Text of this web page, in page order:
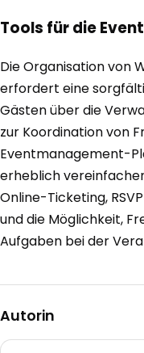
Tools für die
Die Organisation von
erfordert eine
Gästen über die
zur Koordination von
Eventmanagement-
erheblich
Online-Ticketing,
und die Möglichkeit,
Aufgaben bei der
Autorin